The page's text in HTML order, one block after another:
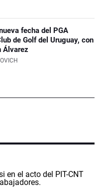
fecha del PGA
de Golf del Uruguay, con
Álvarez